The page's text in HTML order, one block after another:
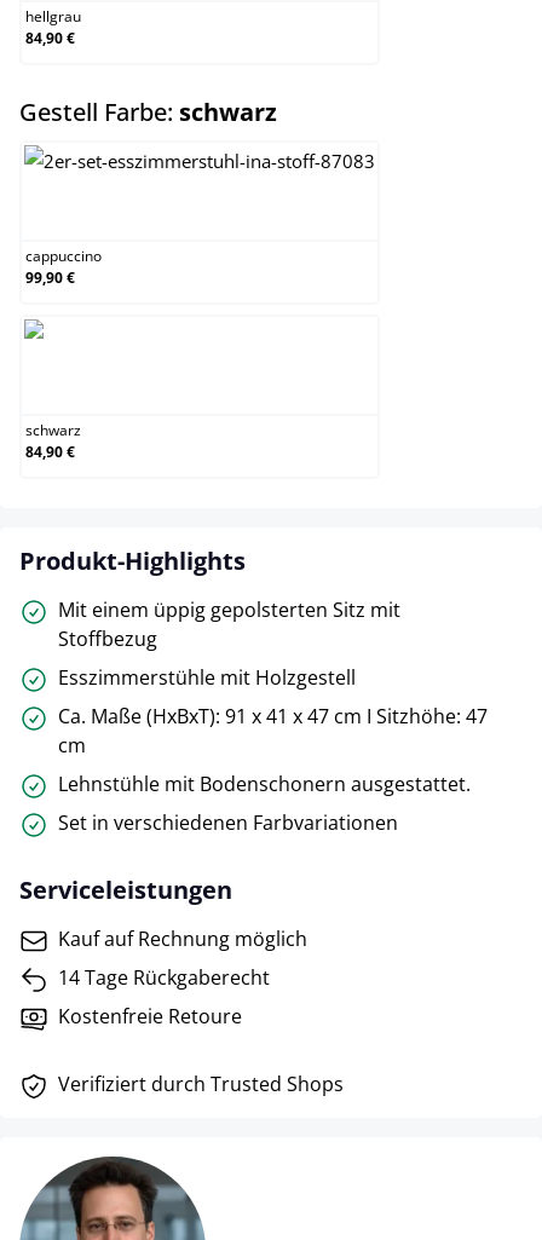
hellgrau
84,90 €
Gestell Farbe: schwarzauswählen
cappuccino
99,90 €
schwarz
84,90 €
Produkt-Highlights
Mit einem üppig gepolsterten Sitz mit
Stoffbezug
Esszimmerstühle mit Holzgestell
Ca. Maße (HxBxT): 91 x 41 x 47 cm I Sitzhöhe: 47
cm
Lehnstühle mit Bodenschonern ausgestattet.
Set in verschiedenen Farbvariationen
Serviceleistungen
Kauf auf Rechnung möglich
14 Tage Rückgaberecht
Kostenfreie Retoure
Verifiziert durch Trusted Shops